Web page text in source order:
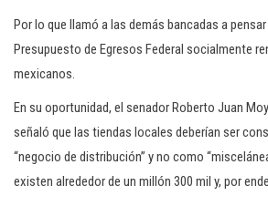
Por lo que llamó a las demás bancadas a
Presupuesto de Egresos Federal socialmente
mexicanos.
En su oportunidad, el senador Roberto Juan
señaló que las tiendas locales deberían ser
“negocio de distribución” y no como
existen alrededor de un millón 300 mil y, por